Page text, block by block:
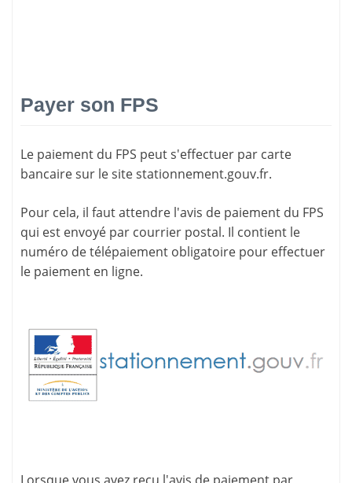
Payer son FPS
Le paiement du FPS peut s'effectuer par carte
bancaire sur le sitestationnement.gouv.fr.
Pour cela, il faut attendre l'avis de paiement du FPS
qui est envoyé par courrier postal. Il contient le
numéro de télépaiement obligatoire pour effectuer
le paiement en ligne.